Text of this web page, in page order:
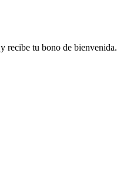
recibe tu bono de bienvenida.